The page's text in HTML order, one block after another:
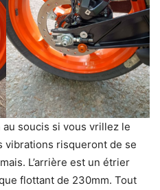
soucis si vous vrillez le
vibrations risqueront de se
L’arrière est un étrier
flottant de 230mm. Tout